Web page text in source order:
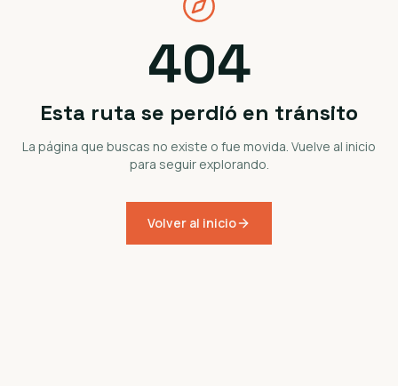
404
Esta ruta se perdió en tránsito
La página que buscas no existe o fue movida. Vuelve al inicio
para seguir explorando.
Volver al inicio